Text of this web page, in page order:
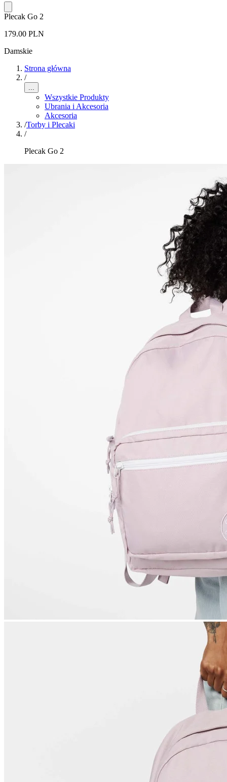
Plecak Go 2
179.00 PLN
Damskie
Strona główna
/
...
Wszystkie Produkty
Ubrania i Akcesoria
Akcesoria
/Torby i Plecaki
/
Plecak Go 2